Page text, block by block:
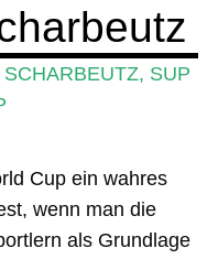
SCHARBEUTZ, SUP
Cup ein wahres
wenn man die
als Grundlage